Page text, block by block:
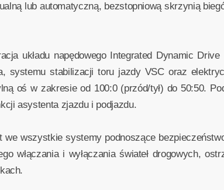
lub automatyczną, bezstopniową skrzynią
układu napędowego Integrated Dynamic
systemu stabilizacji toru jazdy VSC oraz
oś w zakresie od 100:0 (przód/tył) do 50:50.
asystenta zjazdu i podjazdu.
we wszystkie systemy podnoszące
włączania i wyłączania świateł drogowych,